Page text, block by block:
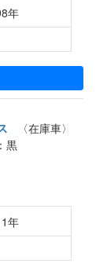
年
〈在庫車〉
黒
年